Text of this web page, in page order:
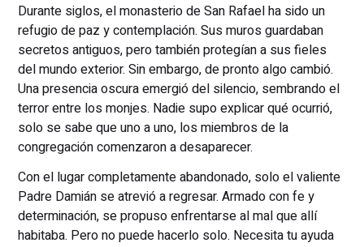
Durante siglos, el monasterio de San Rafael ha sido un
refugio de paz y contemplación. Sus muros guardaban
secretos antiguos, pero también protegían a sus fieles
del mundo exterior. Sin embargo, de pronto algo cambió.
Una presencia oscura emergió del silencio, sembrando el
terror entre los monjes. Nadie supo explicar qué ocurrió,
solo se sabe que uno a uno, los miembros de la
congregación comenzaron a desaparecer.
Con el lugar completamente abandonado, solo el valiente
Padre Damián se atrevió a regresar. Armado con fe y
determinación, se propuso enfrentarse al mal que allí
habitaba. Pero no puede hacerlo solo. Necesita tu ayuda